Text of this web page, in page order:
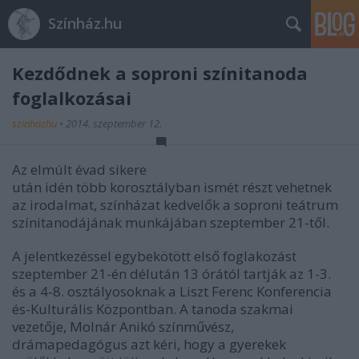
Színház.hu
Kezdődnek a soproni színitanoda
foglalkozásai
szinhazhu • 2014. szeptember 12.
Az elmúlt évad sikere
után idén több korosztályban ismét részt vehetnek
az irodalmat, színházat kedvelők a soproni teátrum
színitanodájának munkájában szeptember 21-től.
A jelentkezéssel egybekötött első foglakozást
szeptember 21-én délután 13 órától tartják az 1-3.
és a 4-8. osztályosoknak a Liszt Ferenc Konferencia
és-Kulturális Központban. A tanoda szakmai
vezetője, Molnár Anikó színművész,
drámapedagógus azt kéri, hogy a gyerekek